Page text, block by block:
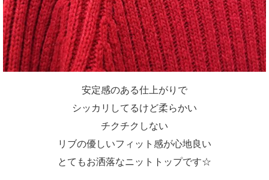
安定感のある仕上がりで
シッカリしてるけど柔らかい
チクチクしない
リブの優しいフィット感が心地良い
とてもお洒落なニットトップです☆